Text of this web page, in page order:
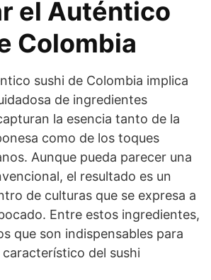
el Auténtico
Colombia
sushi de Colombia implica
de ingredientes
la esencia tanto de la
como de los toques
Aunque pueda parecer una
el resultado es un
de culturas que se expresa a
Entre estos ingredientes,
que son indispensables para
del sushi